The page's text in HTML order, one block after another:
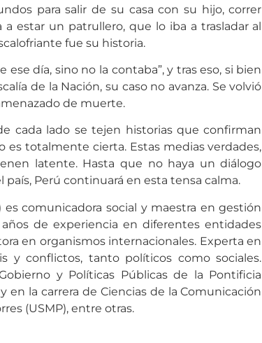
para salir de su casa con su hijo, correr
a estar un patrullero, que lo iba a trasladar al
fue su historia.
ese día, sino no la contaba”, y tras eso, si bien
de la Nación, su caso no avanza. Se volvió
de muerte.
cada lado se tejen historias que confirman
es totalmente cierta. Estas medias verdades,
latente. Hasta que no haya un diálogo
Perú continuará en esta tensa calma.
es comunicadora social y maestra en gestión
de experiencia en diferentes entidades
en organismos internacionales. Experta en
y conflictos, tanto políticos como sociales.
y Políticas Públicas de la Pontificia
en la carrera de Ciencias de la Comunicación
(USMP), entre otras.